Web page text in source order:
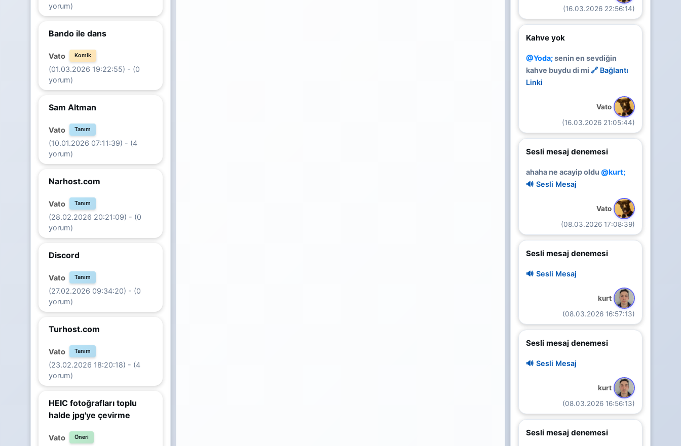
yorum)
Bando ile dans
Vato Komik
(01.03.2026 19:22:55) - (0
yorum)
Sam Altman
Vato Tanım
(10.01.2026 07:11:39) - (4
yorum)
Narhost.com
Vato Tanım
(28.02.2026 20:21:09) - (0
yorum)
Discord
Vato Tanım
(27.02.2026 09:34:20) - (0
yorum)
Turhost.com
Vato Tanım
(23.02.2026 18:20:18) - (4
yorum)
HEIC fotoğrafları toplu
halde jpg'ye çevirme
Vato Öneri
(16.03.2026 22:56:14)
Kahve yok
@Yoda;senin en sevdiğin
kahve buydu di mi🔗 Bağlantı
Linki
Vato
(16.03.2026 21:05:44)
Sesli mesaj denemesi
ahaha ne acayip oldu@kurt;
🔊 Sesli Mesaj
Vato
(08.03.2026 17:08:39)
Sesli mesaj denemesi
🔊 Sesli Mesaj
kurt
(08.03.2026 16:57:13)
Sesli mesaj denemesi
🔊 Sesli Mesaj
kurt
(08.03.2026 16:56:13)
Sesli mesaj denemesi